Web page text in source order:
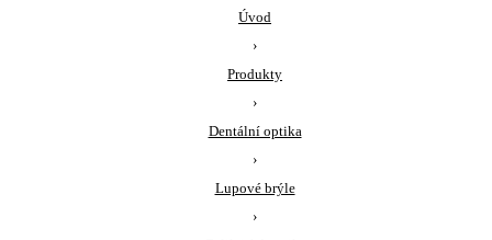
Úvod
›
Produkty
›
Dentální optika
›
Lupové brýle
›